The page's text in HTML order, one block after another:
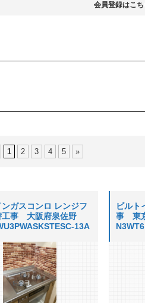
会員登録はこ
1 2 3 4 5 »
ンガスコンロ レンジフ
工事 大阪府泉佐野
13A
ビルト
事 東